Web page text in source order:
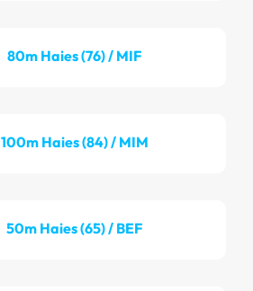
80m Haies (76) / MIF
100m Haies (84) / MIM
50m Haies (65) / BEF